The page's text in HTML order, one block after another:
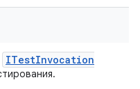
ITestInvocation